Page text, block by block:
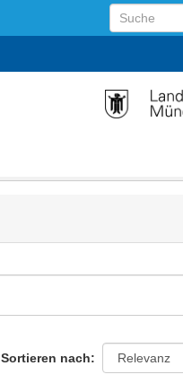
Sortieren nach